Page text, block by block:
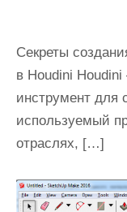
Секреты
в Houdini
инструмент для
используемый
отраслях, […]